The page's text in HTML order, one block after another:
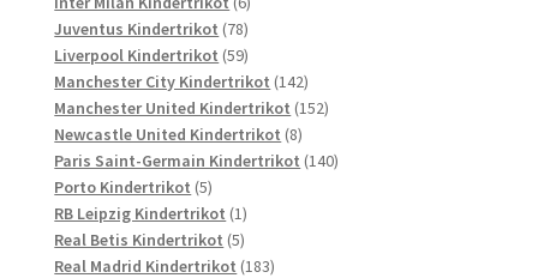
Produkte
Juventus Kindertrikot 7878
Produkte
Liverpool Kindertrikot 5959
Produkte
Manchester City Kindertrikot 142142
Produkte
Manchester United Kindertrikot 152152
Newcastle United Kindertrikot 88
Produkte
Paris Saint-Germain Kindertrikot 140140
Porto Kindertrikot 55
Produkte
RB Leipzig Kindertrikot 11
Produkt
Real Betis Kindertrikot 55
Produkte
Real Madrid Kindertrikot 183183